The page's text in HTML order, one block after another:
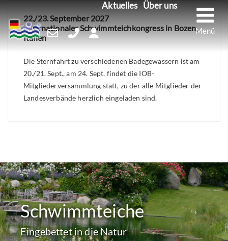
Skip
to
content
Aktuelles Über uns
22./23. September 2027
Internationaler Schwimmteichkongress in Bozen,
Italien
Die Sternfahrt zu verschiedenen Badegewässern ist am
20./21. Sept., am 24. Sept. findet die IOB-
Mitgliederversammlung statt, zu der alle Mitglieder der
Landesverbände herzlich eingeladen sind.
Schwimmteiche
Eingebettet in die Natur